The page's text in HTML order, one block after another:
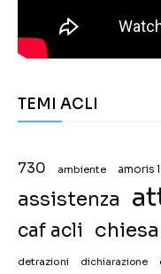
TEMI ACLI
730 ambiente amoris
assistenza
caf acli chiesa
detrazioni dichiarazione